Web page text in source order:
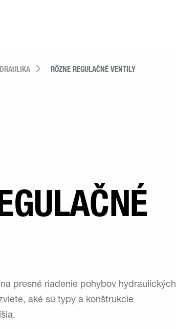
RÔZNE REGULAČNÉ VENTILY
presné riadenie pohybov hydraulických
aké sú typy a konštrukcie